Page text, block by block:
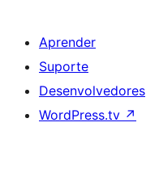
Aprender
Suporte
Desenvolvedores
WordPress.tv ↗